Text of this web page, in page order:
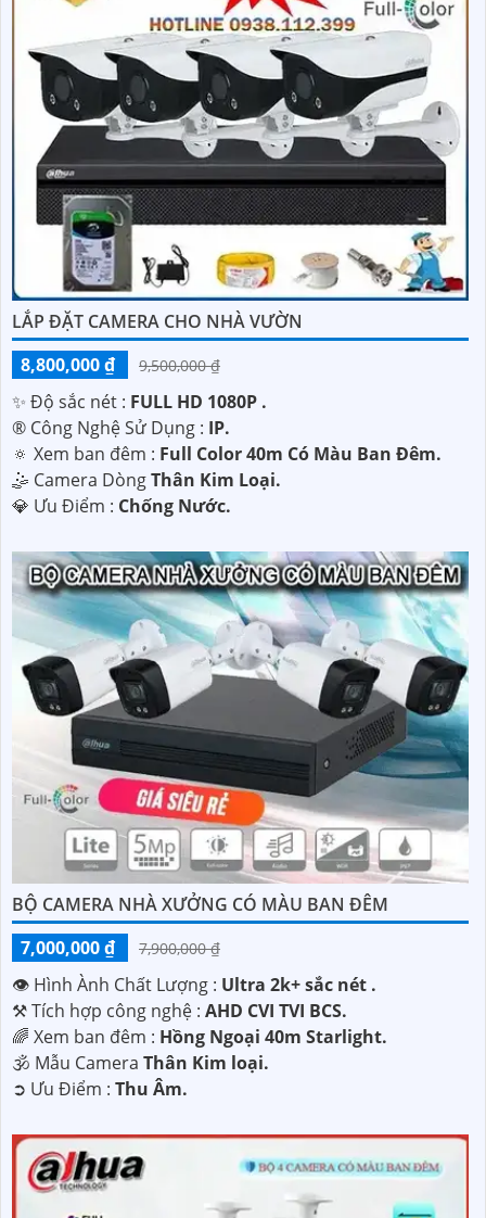
LẮP ĐẶT CAMERA CHO NHÀ VƯỜN
8,800,000 ₫
9,500,000 ₫
✨ Độ sắc nét : FULL HD 1080P .
®️ Công Nghệ Sử Dụng : IP.
🔅 Xem ban đêm : Full Color 40m Có Màu Ban Đêm.
🤹 Camera DòngThân Kim Loại.
️💎 Ưu Điểm : Chống Nước.
BỘ CAMERA NHÀ XƯỞNG CÓ MÀU BAN ĐÊM
7,000,000 ₫
7,900,000 ₫
👁 Hình Ành Chất Lượng : Ultra 2k+ sắc nét .
⚒ Tích hợp công nghệ : AHD CVI TVI BCS.
🌈 Xem ban đêm : Hồng Ngoại 40m Starlight.
🕉️ Mẫu Camera Thân Kim loại.
️➲ Ưu Điểm : Thu Âm.